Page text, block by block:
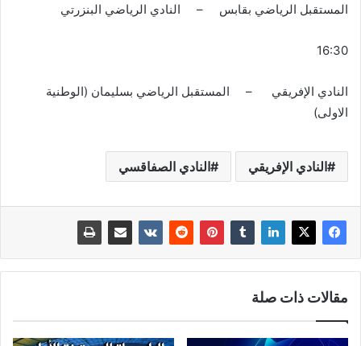
المستقبل الرياضي بقابس – النادي الرياضي البنزرتي
16:30
النادي الإفريقي – المستقبل الرياضي بسليمان (الوطنية
الاولى)
النادي الإفريقي النادي الصفاقسي
مقالات ذات صلة